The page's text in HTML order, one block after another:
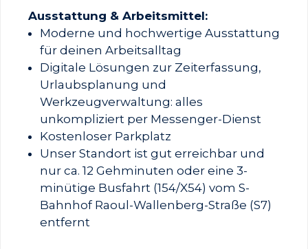
Ausstattung & Arbeitsmittel:
Moderne und hochwertige Ausstattung
für deinen Arbeitsalltag
Digitale Lösungen zur Zeiterfassung,
Urlaubsplanung und
Werkzeugverwaltung: alles
unkompliziert per Messenger-Dienst
Kostenloser Parkplatz
Unser Standort ist gut erreichbar und
nur ca. 12 Gehminuten oder eine 3-
minütige Busfahrt (154/X54) vom S-
Bahnhof Raoul-Wallenberg-Straße (S7)
entfernt